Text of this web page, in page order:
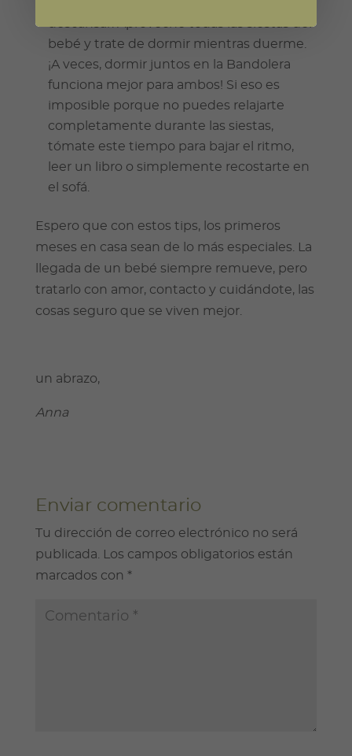
bebé y trate de dormir mientras duerme.
¡A veces, dormir juntos en la Bandolera
funciona mejor para ambos! Si eso es
imposible porque no puedes relajarte
completamente durante las siestas,
tómate este tiempo para bajar el ritmo,
leer un libro o simplemente recostarte en
el sofá.
Espero que con estos tips, los primeros
meses en casa sean de lo más especiales. La
llegada de un bebé siempre remueve, pero
tratarlo con amor, contacto y cuidándote, las
cosas seguro que se viven mejor.
un abrazo,
Anna
Enviar comentario
Tu dirección de correo electrónico no será
publicada.
Los campos obligatorios están
marcados con *